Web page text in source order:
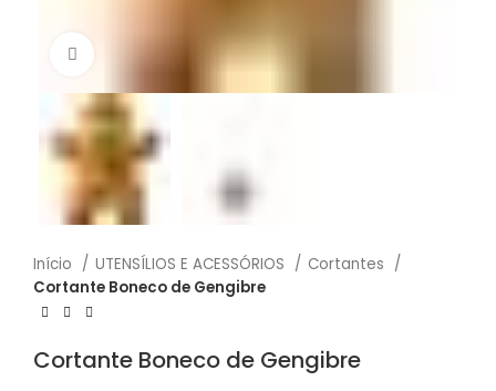
Início UTENSÍLIOS E ACESSÓRIOS
Cortantes
Cortante Boneco de Gengibre
Cortante Boneco de Gengibre